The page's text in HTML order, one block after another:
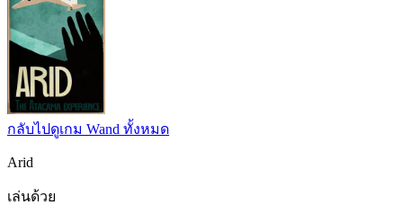
กลับไปดูเกม Wand ทั้งหมด
Arid
เล่นด้วย